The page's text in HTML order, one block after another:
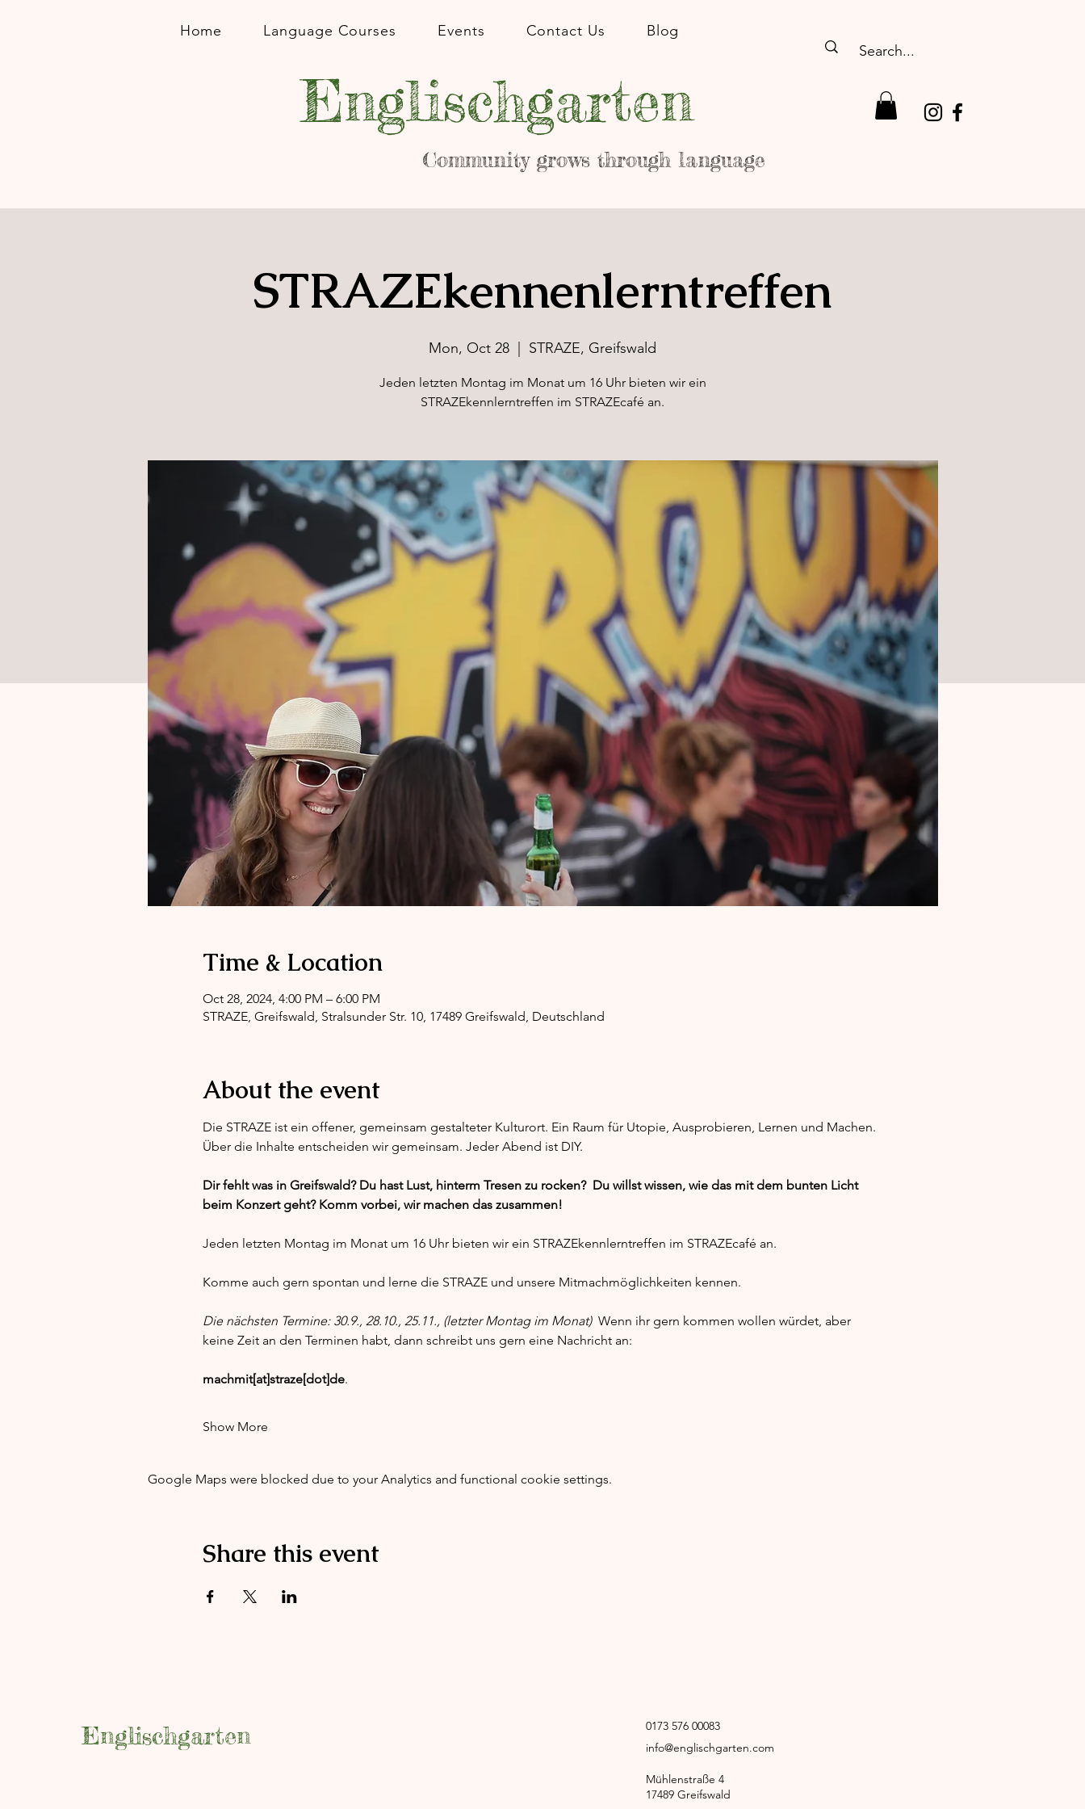
Englischgarten
Community grows through language
Home Language Courses Events Contact Us Blog
STRAZEkennenlerntreffen
Mon, Oct 28 STRAZE, Greifswald
Jeden letzten Montag im Monat um 16 Uhr bieten wir ein
STRAZEkennlerntreffen im STRAZEcafé an.
Time & Location
Oct 28, 2024, 4:00 PM – 6:00 PM
STRAZE, Greifswald, Stralsunder Str. 10, 17489 Greifswald, Deutschland
About the event
Die STRAZE ist ein offener, gemeinsam gestalteter Kulturort. Ein Raum für Utopie, Ausprobieren, Lernen und Machen.
Über die Inhalte entscheiden wir gemeinsam. Jeder Abend ist DIY.
Dir fehlt was in Greifswald? Du hast Lust, hinterm Tresen zu rocken?  Du willst wissen, wie das mit dem bunten Licht
beim Konzert geht? Komm vorbei, wir machen das zusammen!
Jeden letzten Montag im Monat um 16 Uhr bieten wir ein STRAZEkennlerntreffen im STRAZEcafé an.
Komme auch gern spontan und lerne die STRAZE und unsere Mitmachmöglichkeiten kennen.
Die nächsten Termine: 30.9., 28.10., 25.11., (letzter Montag im Monat) Wenn ihr gern kommen wollen würdet, aber
keine Zeit an den Terminen habt, dann schreibt uns gern eine Nachricht an:
machmit[at]straze[dot]de.
Show More
Google Maps were blocked due to your Analytics and functional cookie settings.
Share this event
Englischgarten
0173 576 00083
info@englischgarten.com
Mühlenstraße 4
17489 Greifswald